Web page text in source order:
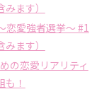
ます）
恋愛強者選挙〜 #1
ます）
の恋愛リアリティ
！